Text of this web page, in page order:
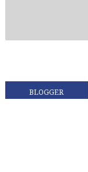
BLOGGER